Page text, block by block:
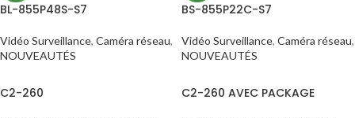
BL-855P48S-S7
Vidéo Surveillance, Caméra réseau,
NOUVEAUTÉS
BS-855P22C-S7
Vidéo Surveillance, Caméra réseau,
NOUVEAUTÉS
C2-260 C2-260 AVEC PACKAGE